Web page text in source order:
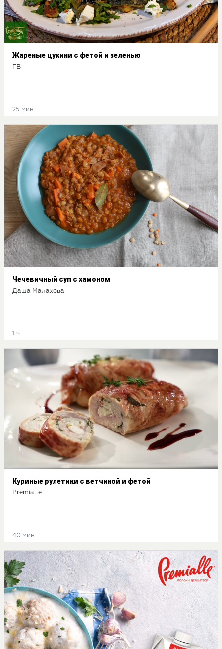
Жареные цукини с фетой и зеленью
ГВ
25 мин
Чечевичный суп с хамоном
Даша Малахова
1 ч
Куриные рулетики с ветчиной и фетой
Premialle
40 мин